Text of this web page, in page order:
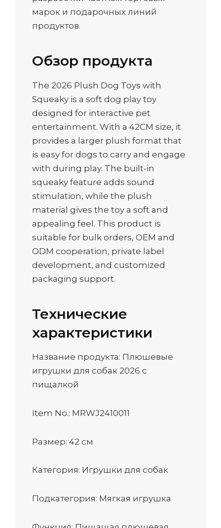
марок и подарочных линий
продуктов.
Обзор продукта
The 2026 Plush Dog Toys with
Squeaky is a soft dog play toy
designed for interactive pet
entertainment. With a 42CM size, it
provides a larger plush format that
is easy for dogs to carry and engage
with during play. The built-in
squeaky feature adds sound
stimulation, while the plush
material gives the toy a soft and
appealing feel. This product is
suitable for bulk orders, OEM and
ODM cooperation, private label
development, and customized
packaging support.
Технические
характеристики
Название продукта: Плюшевые
игрушки для собак 2026 с
пищалкой
Item No.: MRWJ2410011
Размер: 42 см
Категория: Игрушки для собак
Подкатегория: Мягкая игрушка